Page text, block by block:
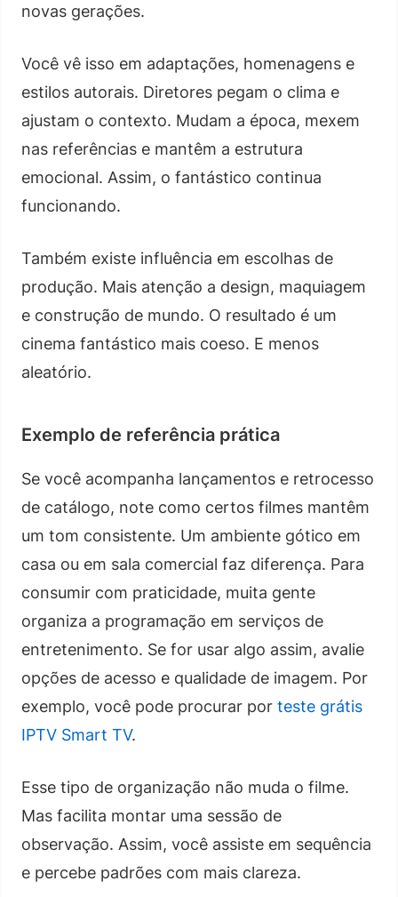
novas gerações.
Você vê isso em adaptações, homenagens e
estilos autorais. Diretores pegam o clima e
ajustam o contexto. Mudam a época, mexem
nas referências e mantêm a estrutura
emocional. Assim, o fantástico continua
funcionando.
Também existe influência em escolhas de
produção. Mais atenção a design, maquiagem
e construção de mundo. O resultado é um
cinema fantástico mais coeso. E menos
aleatório.
Exemplo de referência prática
Se você acompanha lançamentos e retrocesso
de catálogo, note como certos filmes mantêm
um tom consistente. Um ambiente gótico em
casa ou em sala comercial faz diferença. Para
consumir com praticidade, muita gente
organiza a programação em serviços de
entretenimento. Se for usar algo assim, avalie
opções de acesso e qualidade de imagem. Por
exemplo, você pode procurar por teste grátis
IPTV Smart TV.
Esse tipo de organização não muda o filme.
Mas facilita montar uma sessão de
observação. Assim, você assiste em sequência
e percebe padrões com mais clareza.